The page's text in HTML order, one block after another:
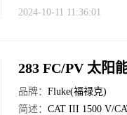
2024-10-11 11:36:01
283 FC/PV 太阳
品牌： Fluke(福禄克)
简述： CAT III 1500 V/